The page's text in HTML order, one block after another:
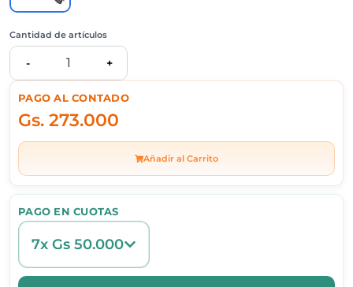
PAGO AL CONTADO
Gs. 273.000
Añadir al Carrito
PAGO EN CUOTAS
7x Gs 50.000
Cantidad de artículos
- 1 +